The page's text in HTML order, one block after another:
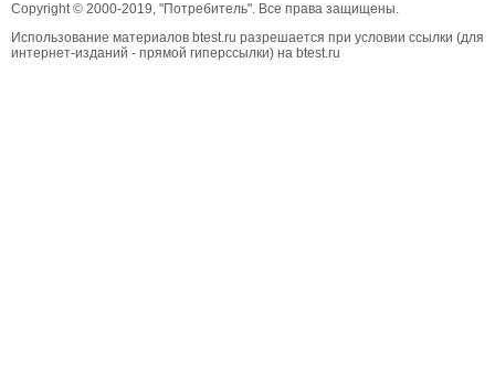
Copyright © 2000-2019, "Потребитель". Все права защищены.
Использование материалов btest.ru разрешается при условии ссылки (для
интернет-изданий - прямой гиперссылки) на btest.ru